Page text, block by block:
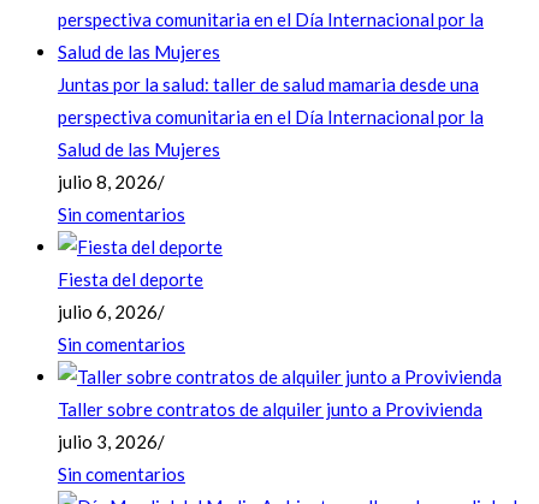
Juntas por la salud: taller de salud mamaria desde una
perspectiva comunitaria en el Día Internacional por la
Salud de las Mujeres
julio 8, 2026/
Sin comentarios
Fiesta del deporte
julio 6, 2026/
Sin comentarios
Taller sobre contratos de alquiler junto a Provivienda
julio 3, 2026/
Sin comentarios